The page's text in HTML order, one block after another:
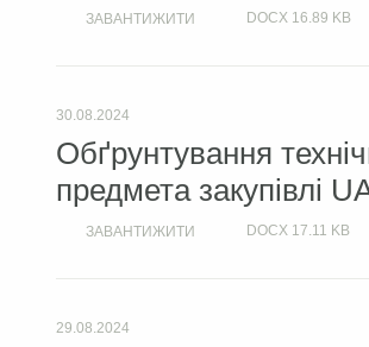
ЗАВАНТИЖИТИ DOCX 16.89 KB
30.08.2024
Обґрунтування
предмета закупівлі
ЗАВАНТИЖИТИ DOCX 17.11 KB
29.08.2024